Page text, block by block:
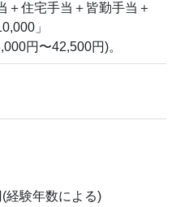
＋住宅手当＋皆勤手当＋
」
円〜42,500円)。
経験年数による)